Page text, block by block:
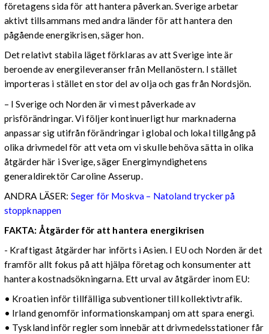
företagens sida för att hantera påverkan. Sverige arbetar
aktivt tillsammans med andra länder för att hantera den
pågående energikrisen, säger hon.
Det relativt stabila läget förklaras av att Sverige inte är
beroende av energileveranser från Mellanöstern. I stället
importeras i stället en stor del av olja och gas från Nordsjön.
– I Sverige och Norden är vi mest påverkade av
prisförändringar. Vi följer kontinuerligt hur marknaderna
anpassar sig utifrån förändringar i global och lokal tillgång på
olika drivmedel för att veta om vi skulle behöva sätta in olika
åtgärder här i Sverige, säger Energimyndighetens
generaldirektör Caroline Asserup.
ANDRA LÄSER: Seger för Moskva – Natoland trycker på
stoppknappen
FAKTA: Åtgärder för att hantera energikrisen
- Kraftigast åtgärder har införts i Asien. I EU och Norden är det
framför allt fokus på att hjälpa företag och konsumenter att
hantera kostnadsökningarna. Ett urval av åtgärder inom EU:
• Kroatien inför tillfälliga subventioner till kollektivtrafik.
• Irland genomför informationskampanj om att spara energi.
• Tyskland inför regler som innebär att drivmedelsstationer får